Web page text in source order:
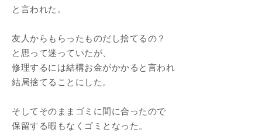
と言われた。
友人からもらったものだし捨てるの？
と思って迷っていたが、
修理するには結構お金がかかると言われ
結局捨てることにした。
そしてそのままゴミに間に合ったので
保留する暇もなくゴミとなった。